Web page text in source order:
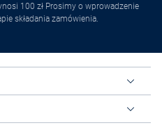
100 zł Prosimy o wprowadzenie
składania zamówienia.